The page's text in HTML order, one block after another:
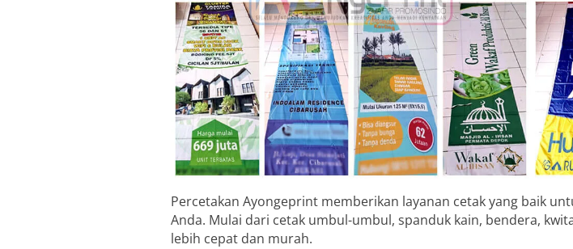
Percetakan Ayongeprint memberikan layanan cetak yang baik
Anda. Mulai dari cetak umbul-umbul, spanduk kain, bendera,
lebih cepat dan murah.